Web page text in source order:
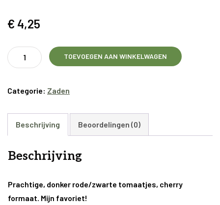
€ 4,25
Black
Cherry
zaden
TOEVOEGEN AAN WINKELWAGEN
Categorie: Zaden
Beschrijving Beoordelingen (0)
Beschrijving
Prachtige, donker rode/zwarte tomaatjes, cherry
formaat. Mijn favoriet!